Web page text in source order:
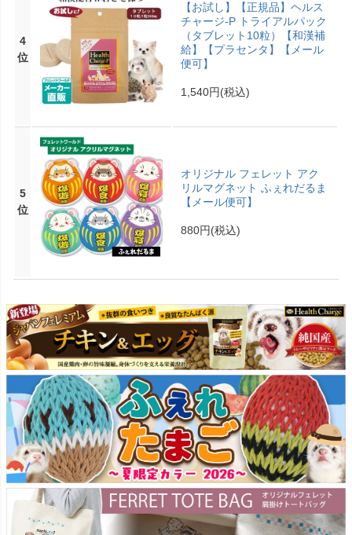
4
位
【お試し】【正規品】ヘルス
チャージ-P トライアルパック
（タブレット10粒）【和漢補
給】【プラセンタ】【メール
便可】
1,540円(税込)
5
位
オリジナル フェレット アク
リルマグネット ふぇれだるま
【メール便可】
880円(税込)